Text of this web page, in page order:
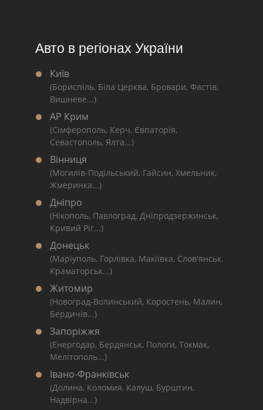
Авто в регіонах України
Київ
(Бориспіль, Біла Церква, Бровари, Фастів,
Вишневе...)
АР Крим
(Сімферополь, Керч, Євпаторія,
Севастополь, Ялта...)
Вінниця
(Могилів-Подільський, Гайсин, Хмельник,
Жмеринка...)
Дніпро
(Нікополь, Павлоград, Дніпродзержинськ,
Кривий Ріг...)
Донецьк
(Маріуполь, Горлівка, Макіївка, Слов'янськ,
Краматорськ...)
Житомир
(Новоград-Волинський, Коростень, Малин,
Бердичів...)
Запоріжжя
(Енергодар, Бердянськ, Пологи, Токмак,
Мелітополь...)
Івано-Франківськ
(Долина, Коломия, Калуш, Бурштин,
Надвірна...)